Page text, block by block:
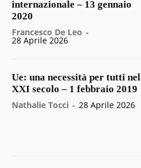
internazionale – 13 gennaio
2020
Francesco De Leo -
28 Aprile 2026
Ue: una necessità per tutti nel
XXI secolo – 1 febbraio 2019
Nathalie Tocci - 28 Aprile 2026